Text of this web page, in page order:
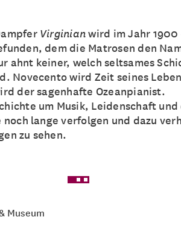
Virginianwird im Jahr 1900
dem die Matrosen den
ahnt keiner, welch seltsames
Novecento wird Zeit seines
der sagenhafte Ozeanpianist.
um Musik, Leidenschaft
lange verfolgen und dazu
zu sehen.
Museum